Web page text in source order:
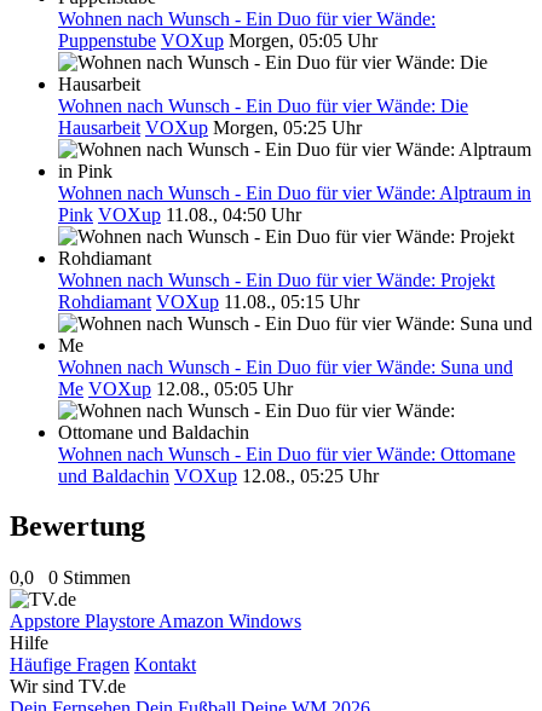
Wohnen nach Wunsch - Ein Duo für vier Wände:
Puppenstube VOXup Morgen, 05:05 Uhr
Wohnen nach Wunsch - Ein Duo für vier Wände: Die
Hausarbeit VOXup Morgen, 05:25 Uhr
Wohnen nach Wunsch - Ein Duo für vier Wände: Alptraum in
Pink VOXup 11.08., 04:50 Uhr
Wohnen nach Wunsch - Ein Duo für vier Wände: Projekt
Rohdiamant VOXup 11.08., 05:15 Uhr
Wohnen nach Wunsch - Ein Duo für vier Wände: Suna und
Me VOXup 12.08., 05:05 Uhr
Wohnen nach Wunsch - Ein Duo für vier Wände: Ottomane
und Baldachin VOXup 12.08., 05:25 Uhr
Bewertung
0,0 0 Stimmen
Appstore Playstore Amazon Windows
Hilfe
Häufige Fragen Kontakt
Wir sind TV.de